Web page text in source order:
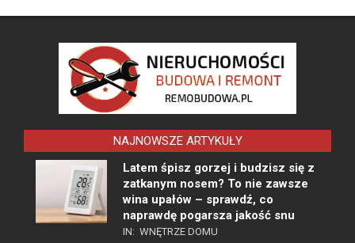
NAJNOWSZE ARTYKUŁY
Latem śpisz gorzej i budzisz się z
zatkanym nosem? To nie zawsze
wina upałów – sprawdź, co
naprawdę pogarsza jakość snu
IN: WNĘTRZE DOMU